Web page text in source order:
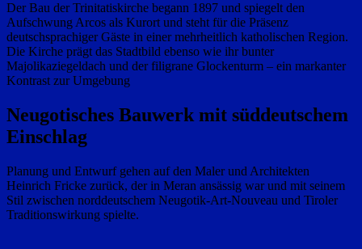
Der Bau der Trinitatiskirche begann 1897 und spiegelt den
Aufschwung Arcos als Kurort und steht für die Präsenz
deutschsprachiger Gäste in einer mehrheitlich katholischen Region.
Die Kirche prägt das Stadtbild ebenso wie ihr bunter
Majolikaziegeldach und der filigrane Glockenturm – ein markanter
Kontrast zur Umgebung
Neugotisches Bauwerk mit süddeutschem
Einschlag
Planung und Entwurf gehen auf den Maler und Architekten
Heinrich Fricke zurück, der in Meran ansässig war und mit seinem
Stil zwischen norddeutschem Neugotik‑Art‑Nouveau und Tiroler
Traditionswirkung spielte.